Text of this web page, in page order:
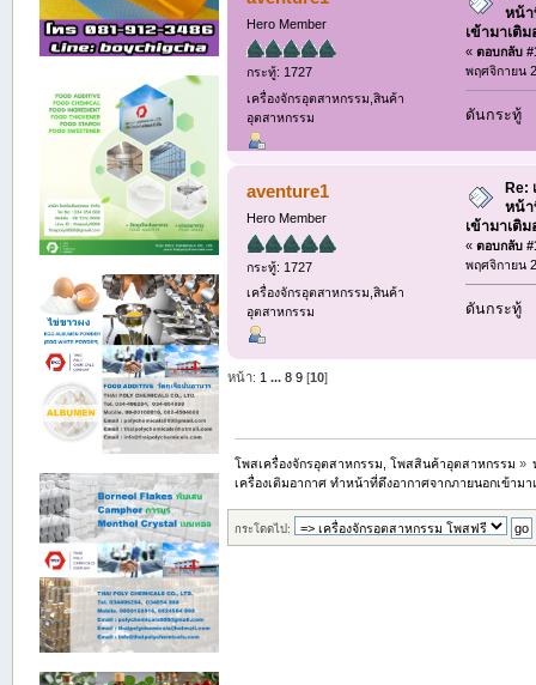
Hero Member
กระทู้: 1727
เครื่องจักรอุตสาหกรรม,สินค้า
อุตสาหกรรม
หน้า
เข้ามาเติ
«ตอบกลับ
พฤศจิกายน
ดันกระทู้
aventure1
Hero Member
กระทู้: 1727
เครื่องจักรอุตสาหกรรม,สินค้า
อุตสาหกรรม
Re:
หน้า
เข้ามาเติ
«ตอบกลับ
พฤศจิกายน
ดันกระทู้
หน้า: 1 ... 8 9[10]
โพสเครื่องจักรอุตสาหกรรม, โพสสินค้าอุตสาหกรรม »
เครื่องเติมอากาศ ทำหน้าที่ดึงอากาศจากภายนอกเข้าม
กระโดดไป: